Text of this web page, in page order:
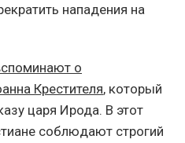
нападения на
о
Крестителя, который
царя Ирода. В этот
соблюдают строгий